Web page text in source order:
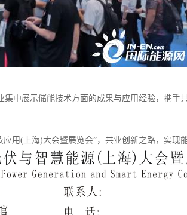
中展示储能技术方面的成果与应用经验，携手
用(上海)大会暨展览会”，共业创新之路，实现